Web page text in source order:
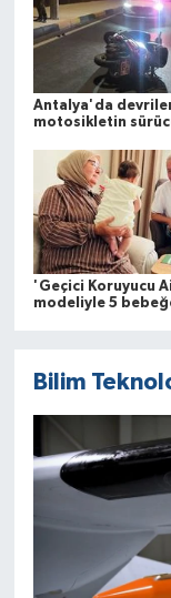
Antalya'da
motosikletin
'Geçici Koruyucu
modeliyle 5
Bilim